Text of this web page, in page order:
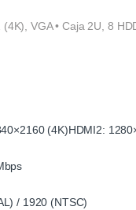
VGA • Caja 2U, 8
(4K)HDMI2:
/ 1920 (NTSC)